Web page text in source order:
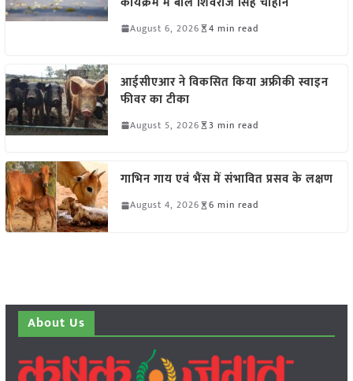
August 6, 2026 4 min read
आईसीएआर ने विकसित किया अफ्रीकी स्वाइन
फीवर का टीका
August 5, 2026 3 min read
गाभिन गाय एवं भैंस में संभावित प्रसव के लक्षण
August 4, 2026 6 min read
About Us